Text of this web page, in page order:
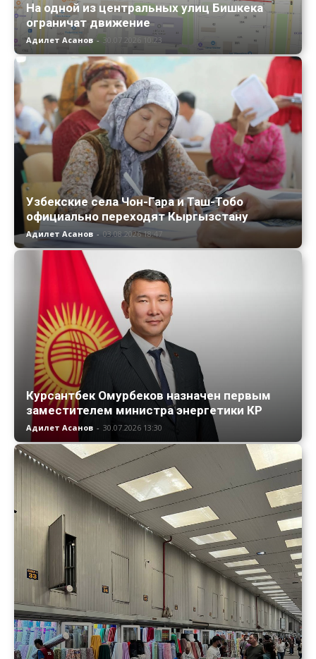
На одной из центральных улиц Бишкека
ограничат движение
Адилет Асанов - 30.07.2026 10:23
Узбекские села Чон-Гара и Таш-Тобо
официально переходят Кыргызстану
Адилет Асанов - 03.08.2026 18:47
Курсантбек Омурбеков назначен первым
заместителем министра энергетики КР
Адилет Асанов - 30.07.2026 13:30